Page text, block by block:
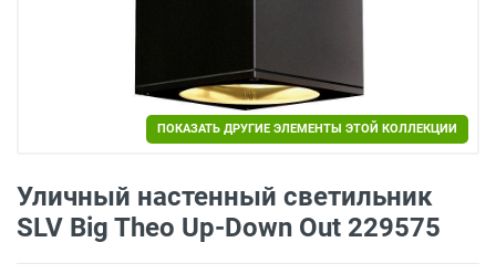
ПОКАЗАТЬ ДРУГИЕ ЭЛЕМЕНТЫ ЭТОЙ КОЛЛЕКЦИИ
Уличный настенный светильник
SLV Big Theo Up-Down Out 229575